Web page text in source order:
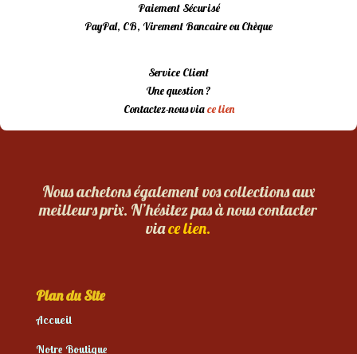
Paiement Sécurisé
PayPal, CB, Virement Bancaire ou Chèque
Service Client
Une question ?
Contactez-nous viace lien
Nous achetons également vos collections aux
meilleurs prix. N’hésitez pas à nous contacter
viace lien.
Plan du Site
Accueil
Notre Boutique